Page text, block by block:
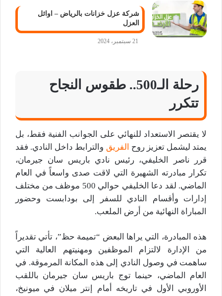
شركة عزل خزانات بالرياض – اوائل
العزل
21 سبتمبر، 2024
رحلة الـ500.. طقوس النجاح
تتكرر
لا يقتصر الاستعداد للنهائي على الجوانب الفنية فقط، بل
يمتد ليشمل تعزيز روح الفريق والترابط داخل النادي. فقد
قرر ناصر الخليفي، رئيس نادي باريس سان جيرمان،
تكرار مبادرته الشهيرة التي لاقت صدى واسعاً في العام
الماضي. لقد دعا الخليفي حوالي 500 موظف من مختلف
إدارات وأقسام النادي للسفر إلى بودابست وحضور
المباراة النهائية من أرض الملعب.
هذه المبادرة، التي يراها البعض “تميمة حظ”، تأتي تقديراً
من الإدارة لالتزام الموظفين ومهنيتهم العالية التي
ساهمت في وصول النادي إلى هذه المكانة المرموقة. في
العام الماضي، حينما توج باريس سان جيرمان باللقب
الأوروبي الأول في تاريخه أمام إنتر ميلان في ميونيخ،